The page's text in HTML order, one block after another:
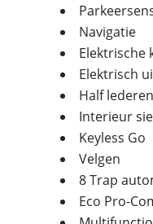
Navigatie
Elektrische
Elektrisch
Half
Interieur
Keyless Go
Velgen
8 Trap
Eco Pro-